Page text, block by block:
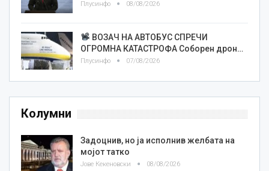
Плусинфо 08/08/2026
ВОЗАЧ НА АВТОБУС СПРЕЧИ
ОГРОМНА КАТАСТРОФА Соборен дрон…
Плусинфо 07/08/2026
Колумни
Задоцнив, но ја исполнив желбата на
мојот татко
Јове Кекеновски 08/08/2026